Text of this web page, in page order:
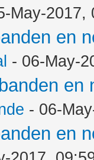
May-2017,
en
- 06-May-
en
- 06-
en